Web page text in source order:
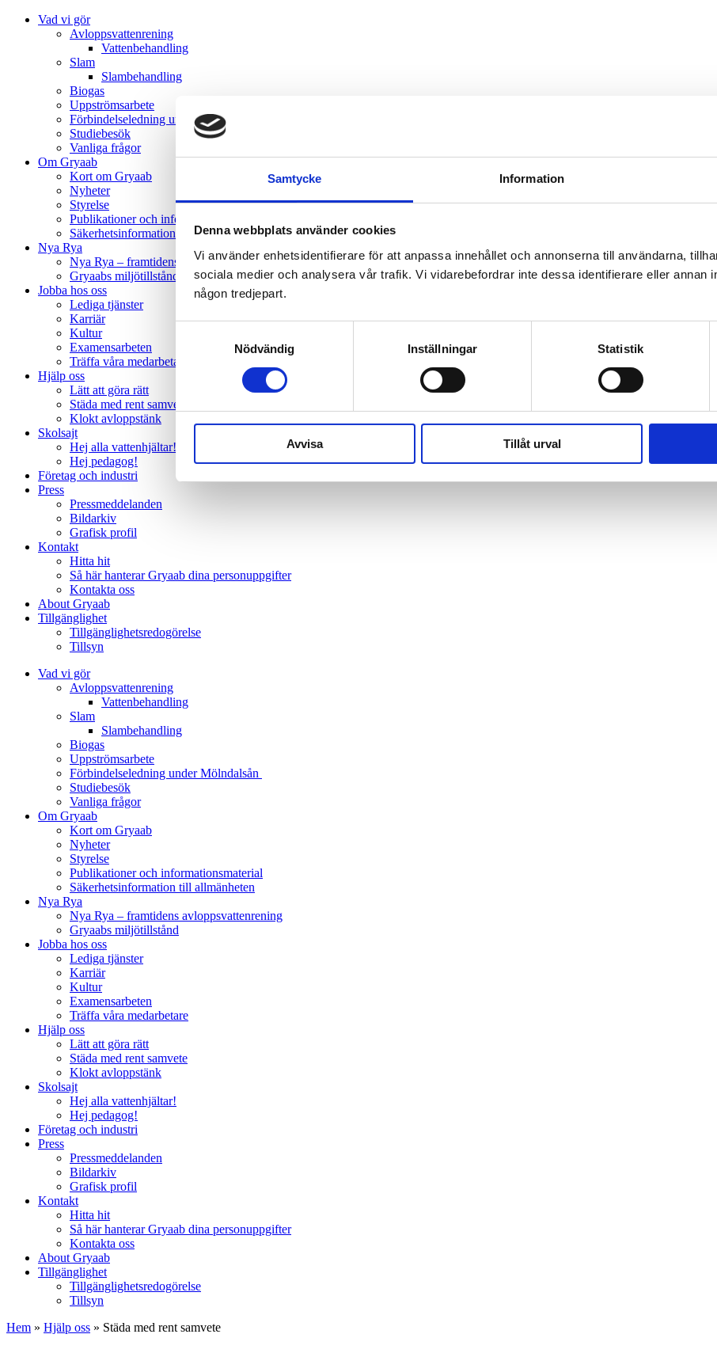
Samtycke Information
Denna webbplats använder cookies
Vi använder enhetsidentifierare för att anpassa innehållet och annonserna till användarna,
sociala medier och analysera vår trafik. Vi vidarebefordrar inte dessa identifierare eller annan
någon tredjepart.
Nödvändig
Inställningar Statistik
Avvisa Tillåt urval
Vad vi gör
Avloppsvattenrening
Vatten­behandling
Slam
Slambehandling
Biogas
Uppströmsarbete
Förbindelseledning under Mölndalsån
Studiebesök
Vanliga frågor
Om Gryaab
Kort om Gryaab
Nyheter
Styrelse
Publikationer och informationsmaterial
Säkerhetsinformation till allmänheten
Nya Rya
Nya Rya – framtidens avloppsvattenrening
Gryaabs miljötillstånd
Jobba hos oss
Lediga tjänster
Karriär
Kultur
Examensarbeten
Träffa våra medarbetare
Hjälp oss
Lätt att göra rätt
Städa med rent samvete
Klokt avloppstänk
Skolsajt
Hej alla vattenhjältar!
Hej pedagog!
Företag och industri
Press
Pressmeddelanden
Bildarkiv
Grafisk profil
Kontakt
Hitta hit
Så här hanterar Gryaab dina personuppgifter
Kontakta oss
About Gryaab
Tillgänglighet
Tillgänglighetsredogörelse
Tillsyn
Vad vi gör
Avloppsvattenrening
Vatten­behandling
Slam
Slambehandling
Biogas
Uppströmsarbete
Förbindelseledning under Mölndalsån
Studiebesök
Vanliga frågor
Om Gryaab
Kort om Gryaab
Nyheter
Styrelse
Publikationer och informationsmaterial
Säkerhetsinformation till allmänheten
Nya Rya
Nya Rya – framtidens avloppsvattenrening
Gryaabs miljötillstånd
Jobba hos oss
Lediga tjänster
Karriär
Kultur
Examensarbeten
Träffa våra medarbetare
Hjälp oss
Lätt att göra rätt
Städa med rent samvete
Klokt avloppstänk
Skolsajt
Hej alla vattenhjältar!
Hej pedagog!
Företag och industri
Press
Pressmeddelanden
Bildarkiv
Grafisk profil
Kontakt
Hitta hit
Så här hanterar Gryaab dina personuppgifter
Kontakta oss
About Gryaab
Tillgänglighet
Tillgänglighetsredogörelse
Tillsyn
Hem » Hjälp oss » Städa med rent samvete